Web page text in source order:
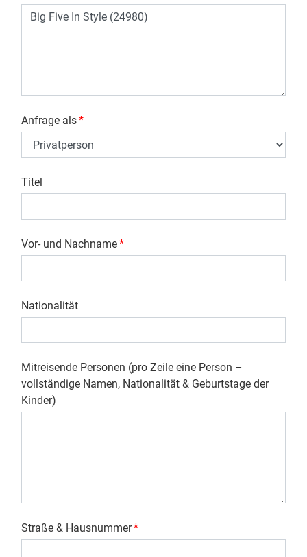
Anfrage als*
Titel
Vor- und Nachname*
Nationalität
Mitreisende Personen (pro Zeile eine Person –
vollständige Namen, Nationalität & Geburtstage der
Kinder)
Straße & Hausnummer*